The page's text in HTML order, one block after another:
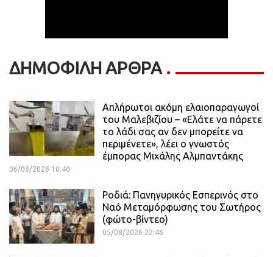
ΔΗΜΟΦΙΛΗ ΑΡΘΡΑ
Απλήρωτοι ακόμη ελαιοπαραγωγοί
του Μαλεβιζίου – «Ελάτε να πάρετε
το λάδι σας αν δεν μπορείτε να
περιμένετε», λέει ο γνωστός
έμπορας Μιχάλης Αλμπαντάκης
06/08/2026 10:40
Ροδιά: Πανηγυρικός Εσπερινός στο
Ναό Μεταμόρφωσης του Σωτήρος
(φώτο-βίντεο)
05/08/2026 22:46